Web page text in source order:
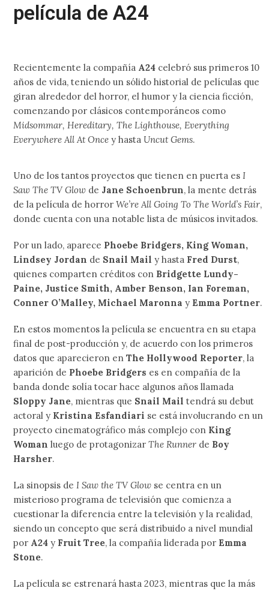
película de A24
Recientemente la compañía A24 celebró sus primeros 10
años de vida, teniendo un sólido historial de películas que
giran alrededor del horror, el humor y la ciencia ficción,
comenzando por clásicos contemporáneos como
Midsommar, Hereditary, The Lighthouse, Everything
Everywhere All At Once y hasta Uncut Gems.
Uno de los tantos proyectos que tienen en puerta es I
Saw The TV Glow de Jane Schoenbrun, la mente detrás
de la película de horrorWe’re All Going To The World’s Fair,
donde cuenta con una notable lista de músicos invitados.
Por un lado, aparece Phoebe Bridgers, King Woman,
Lindsey Jordan de Snail Mail y hasta Fred Durst,
quienes comparten créditos con Bridgette Lundy-
Paine, Justice Smith, Amber Benson, Ian Foreman,
Conner O’Malley, Michael Maronna y Emma Portner.
En estos momentos la película se encuentra en su etapa
final de post-producción y, de acuerdo con los primeros
datos que aparecieron enThe Hollywood Reporter, la
aparición de Phoebe Bridgers es en compañía de la
banda donde solía tocar hace algunos años llamada
Sloppy Jane, mientras que Snail Mail tendrá su debut
actoral y Kristina Esfandiari se está involucrando en un
proyecto cinematográfico más complejo con King
Woman luego de protagonizarThe Runner de Boy
Harsher.
La sinopsis de I Saw the TV Glow se centra en un
misterioso programa de televisión que comienza a
cuestionar la diferencia entre la televisión y la realidad,
siendo un concepto que será distribuido a nivel mundial
por A24y Fruit Tree, la compañía liderada por Emma
Stone.
La película se estrenará hasta 2023, mientras que la más